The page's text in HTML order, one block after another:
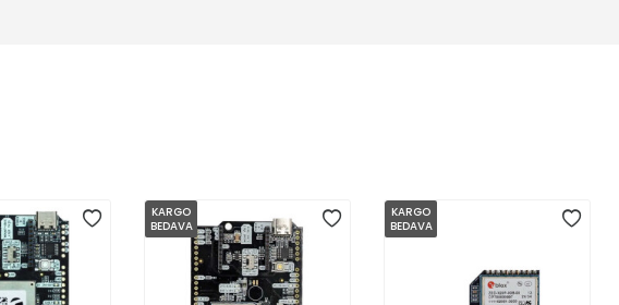
KARGO
BEDAVA
KARGO
BEDAVA